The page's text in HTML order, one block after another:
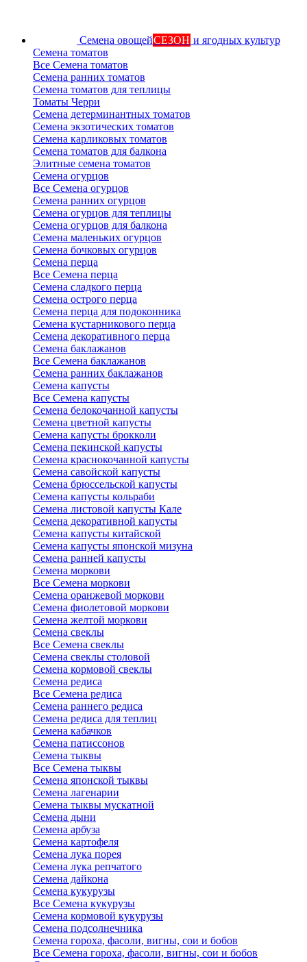
Семена овощейСЕЗОН и ягодных культур
Семена томатов
Все Семена томатов
Семена ранних томатов
Семена томатов для теплицы
Томаты Черри
Семена детерминантных томатов
Семена экзотических томатов
Семена карликовых томатов
Семена томатов для балкона
Элитные семена томатов
Семена огурцов
Все Семена огурцов
Семена ранних огурцов
Семена огурцов для теплицы
Семена огурцов для балкона
Семена маленьких огурцов
Семена бочковых огурцов
Семена перца
Все Семена перца
Семена сладкого перца
Семена острого перца
Семена перца для подоконника
Семена кустарникового перца
Семена декоративного перца
Семена баклажанов
Все Семена баклажанов
Семена ранних баклажанов
Семена капусты
Все Семена капусты
Семена белокочанной капусты
Семена цветной капусты
Семена капусты брокколи
Семена пекинской капусты
Семена краснокочанной капусты
Семена савойской капусты
Семена брюссельской капусты
Семена капусты кольраби
Семена листовой капусты Кале
Семена декоративной капусты
Семена капусты китайской
Семена капусты японской мизуна
Семена ранней капусты
Семена моркови
Все Семена моркови
Семена оранжевой моркови
Семена фиолетовой моркови
Семена желтой моркови
Семена свеклы
Все Семена свеклы
Семена свеклы столовой
Семена кормовой свеклы
Семена редиса
Все Семена редиса
Семена раннего редиса
Семена редиса для теплиц
Семена кабачков
Семена патиссонов
Семена тыквы
Все Семена тыквы
Семена японской тыквы
Семена лагенарии
Семена тыквы мускатной
Семена дыни
Семена арбуза
Семена картофеля
Семена лука порея
Семена лука репчатого
Семена дайкона
Семена кукурузы
Все Семена кукурузы
Семена кормовой кукурузы
Семена подсолнечника
Семена гороха, фасоли, вигны, сои и бобов
Все Семена гороха, фасоли, вигны, сои и бобов